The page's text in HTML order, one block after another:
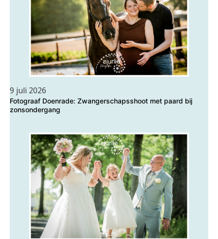
9 juli 2026
Fotograaf Doenrade: Zwangerschapsshoot met paard bij
zonsondergang